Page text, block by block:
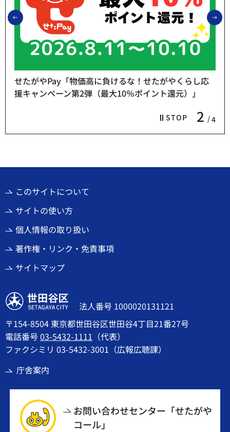
前のスライドを表示
STOP 2 4
せたがやPay「物価高に負けるな！せたがやくらし応
援キャンペーン第2弾（最大10％ポイント還元）」
このサイトについて
サイトの使い方
個人情報の取り扱い
著作権・リンク・免責事項
サイトマップ
世田谷区
法人番号 1000020131121
〒154-8504 東京都世田谷区世田谷4丁目21番27号
電話番号03-5432-1111 （代表）
ファクシミリ 03-5432-3001（広報広聴課）
庁舎案内
お問い合わせセンター「せたがや
コール」